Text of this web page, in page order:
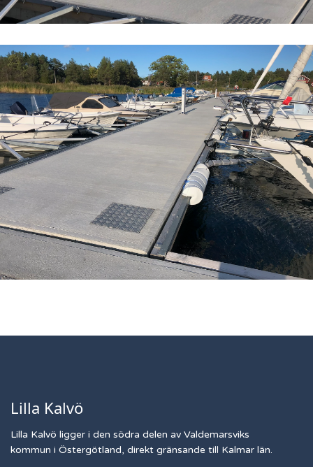
Lilla Kalvö
Lilla Kalvö ligger i den södra delen av Valdemarsviks
kommun i Östergötland, direkt gränsande till Kalmar län.